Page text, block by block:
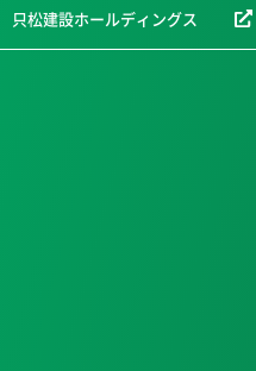
只松建設ホールディングス